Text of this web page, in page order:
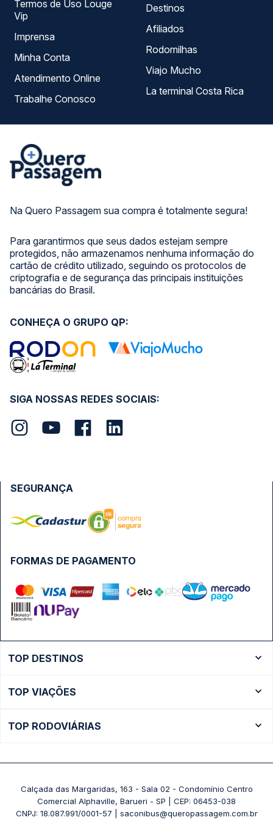
Na Quero Passagem sua compra é totalmente segura!
Para garantirmos que seus dados estejam sempre
protegidos, não armazenamos nenhuma informação do
cartão de crédito utilizado, seguindo os protocolos de
criptografia e de segurança das principais instituições
bancárias do Brasil.
Termos de Uso Louge
Vip
Imprensa
Minha Conta
Atendimento Online
Trabalhe Conosco
Destinos
Afiliados
Rodomilhas
Viajo Mucho
La terminal Costa Rica
SIGA NOSSAS REDES SOCIAIS:
CONHEÇA O GRUPO QP:
FORMAS DE PAGAMENTO
SEGURANÇA
TOP DESTINOS
Ônibus São Paulo
TOP VIAÇÕES
Passagens Pássaro Marron
+ Viações
TOP RODOVIÁRIAS
Rodoviária Belo Horizonte - Gov. Israel Pinheiro (Tergip)
Rodoviária Curitiba
Calçada das Margaridas, 163 - Sala 02 - Condomínio Centro
Comercial Alphaville, Barueri - SP | CEP: 06453-038
CNPJ: 18.087.991/0001-57 | saconibus@queropassagem.com.br